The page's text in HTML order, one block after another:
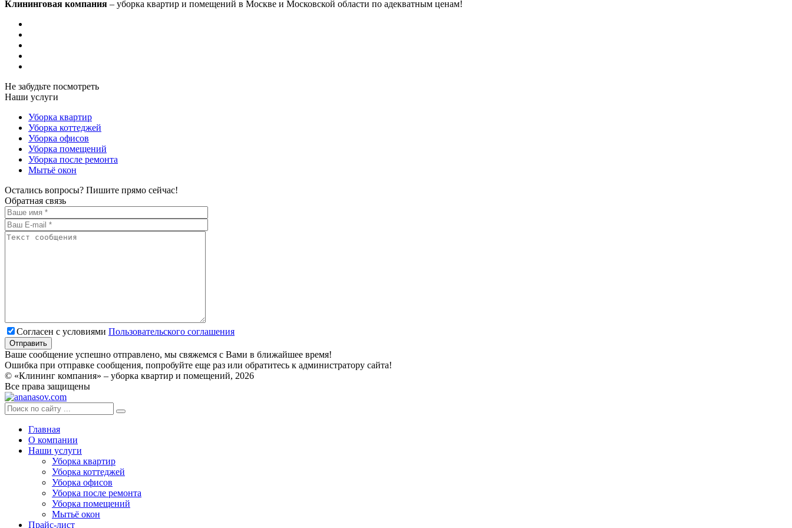
Клининговая компания – уборка квартир и помещений в Москве и Московской области по адекватным ценам!
Не забудьте посмотреть
Наши услуги
Уборка квартир
Уборка коттеджей
Уборка офисов
Уборка помещений
Уборка после ремонта
Мытьё окон
Остались вопросы? Пишите прямо сейчас!
Обратная связь
Согласен с условиями Пользовательского соглашения
Ваше сообщение успешно отправлено, мы свяжемся с Вами в ближайшее время!
Ошибка при отправке сообщения, попробуйте еще раз или обратитесь к администратору сайта!
© «Клининг компания» – уборка квартир и помещений, 2026
Все права защищены
Главная
О компании
Наши услуги
Уборка квартир
Уборка коттеджей
Уборка офисов
Уборка после ремонта
Уборка помещений
Мытьё окон
Прайс-лист